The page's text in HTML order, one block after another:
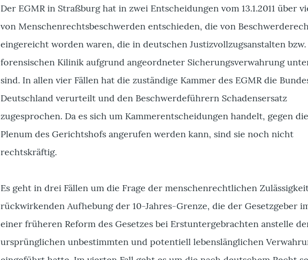
Der EGMR in Straßburg hat in zwei Entscheidungen vom 13.1.2011 über
von Menschenrechtsbeschwerden entschieden, die von
eingereicht worden waren, die in deutschen Justizvollzugsanstalten
forensischen Kilinik aufgrund angeordneter Sicherungsverwahrung
sind. In allen vier Fällen hat die zuständige Kammer des EGMR die
Deutschland verurteilt und den Beschwerdeführern Schadensersatz
zugesprochen. Da es sich um Kammerentscheidungen handelt, gegen
Plenum des Gerichtshofs angerufen werden kann, sind sie noch nicht
rechtskräftig.
Es geht in drei Fällen um die Frage der menschenrechtlichen
rückwirkenden Aufhebung der 10-Jahres-Grenze, die der Gesetzgeber
einer früheren Reform des Gesetzes bei Erstuntergebrachten anstelle
ursprünglichen unbestimmten und potentiell lebenslänglichen